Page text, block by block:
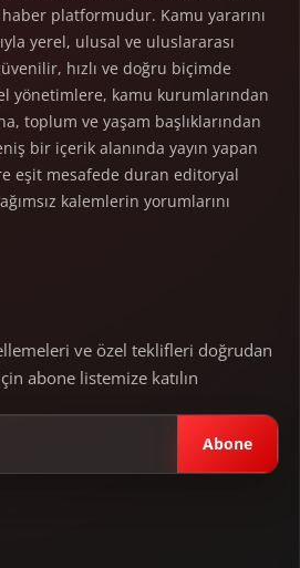
haber platformudur. Kamu yararını
yerel, ulusal ve uluslararası
hızlı ve doğru biçimde
yönetimlere, kamu kurumlarından
toplum ve yaşam başlıklarından
bir içerik alanında yayın yapan
eşit mesafede duran editoryal
kalemlerin yorumlarını
ve özel teklifleri doğrudan
abone listemize katılın
Abone